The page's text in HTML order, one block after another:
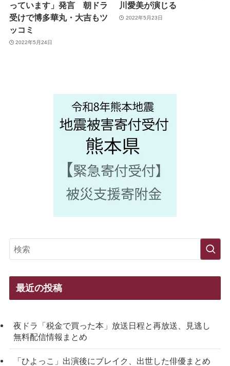
っています」発言 朝ドラ
受けで博多華丸・大吉もツ
ッコミ
2022年5月24日
川愛美が演じる
2022年5月23日
最近の投稿
夜ドラ「税金で買った本」放送日程と再放送、見逃し
無料配信情報まとめ
「ひよっこ」出演後にブレイク、出世した俳優まとめ